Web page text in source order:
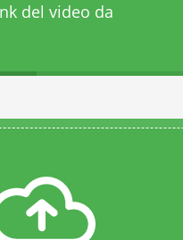
del video da